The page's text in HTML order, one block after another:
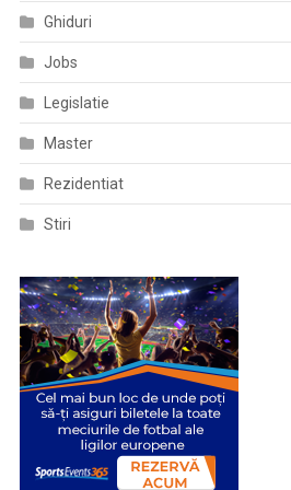
Ghiduri
Jobs
Legislatie
Master
Rezidentiat
Stiri